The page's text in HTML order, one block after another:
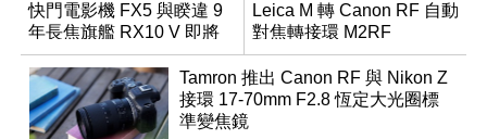
快門電影機 FX5 與睽違 9
年長焦旗艦 RX10 V 即將
登場
Leica M 轉 Canon RF 自動
對焦轉接環 M2RF
Tamron 推出 Canon RF 與 Nikon Z
接環 17-70mm F2.8 恆定大光圈標
準變焦鏡